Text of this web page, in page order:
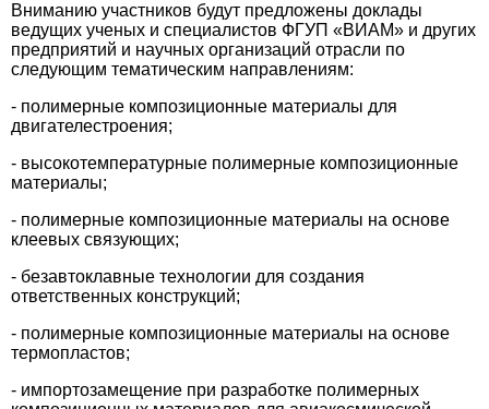
Вниманию участников будут предложены доклады
ведущих ученых и специалистов ФГУП «ВИАМ» и других
предприятий и научных организаций отрасли по
следующим тематическим направлениям:
- полимерные композиционные материалы для
двигателестроения;
- высокотемпературные полимерные композиционные
материалы;
- полимерные композиционные материалы на основе
клеевых связующих;
- безавтоклавные технологии для создания
ответственных конструкций;
- полимерные композиционные материалы на основе
термопластов;
- импортозамещение при разработке полимерных